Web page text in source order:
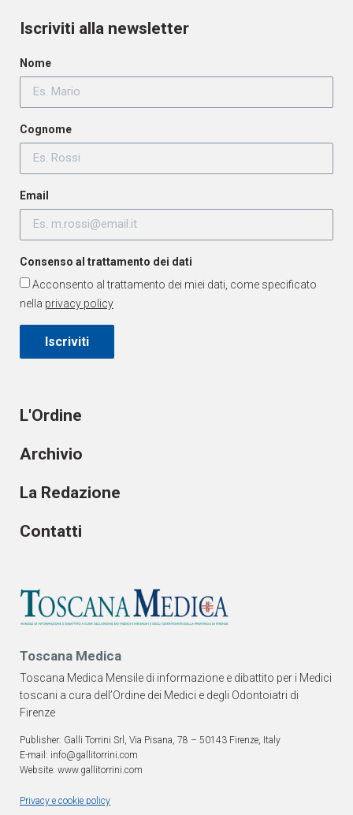
Toscana Medica
Toscana Medica Mensile di informazione e dibattito per i Medici
toscani a cura dell’Ordine dei Medici e degli Odontoiatri di
Firenze
Publisher: Galli Torrini Srl, Via Pisana, 78 – 50143 Firenze, Italy
E-mail: info@gallitorrini.com
Website: www.gallitorrini.com
Privacy e cookie policy
L'Ordine
Archivio
La Redazione
Contatti
Iscriviti alla newsletter
Nome
Cognome
Email
Consenso al trattamento dei dati
Acconsento al trattamento dei miei dati, come specificato
nella privacy policy
Iscriviti